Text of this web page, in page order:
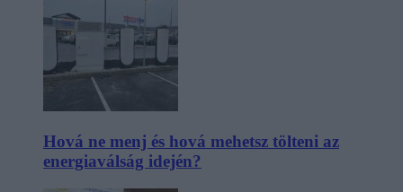
Hová ne menj és hová mehetsz tölteni az
energiaválság idején?